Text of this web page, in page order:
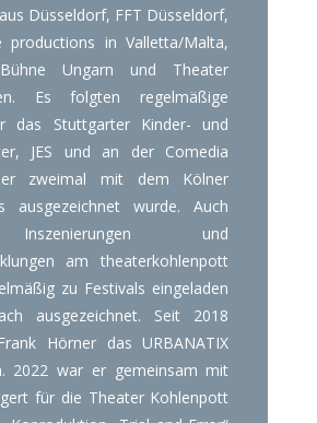
Düsseldorf, FFT Düsseldorf,
productions in Valletta/Malta,
Ungarn und Theater
Es folgten regelmäßige
das Stuttgarter Kinder- und
JES und an der Comedia
zweimal mit dem Kölner
ausgezeichnet wurde. Auch
und
am theaterkohlenpott
zu Festivals eingeladen
ausgezeichnet. Seit 2018
Hörner das URBANATIX
2022 war er gemeinsam mit
für die Theater Kohlenpott